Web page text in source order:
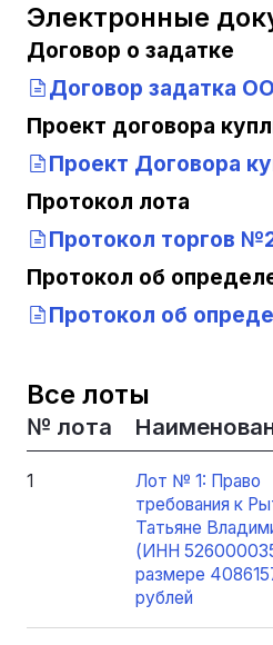
Электронные
Договор о задатке
Договор задатка
Проект договора
Проект Договора
Протокол лота
Протокол торгов
Протокол об
Протокол об
Все лоты
№ лота
1
Лот № 1: Право
требования к
Татьяне
(ИНН
размере
рублей